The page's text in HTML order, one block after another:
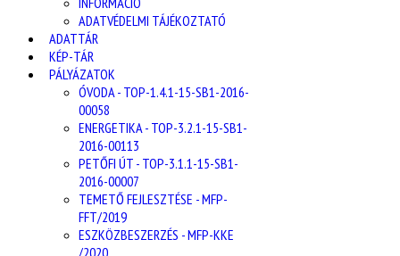
ADATVÉDELMI TÁJÉKOZTATÓ
ADATTÁR
KÉP-TÁR
PÁLYÁZATOK
ÓVODA - TOP-1.4.1-15-SB1-2016-
00058
ENERGETIKA - TOP-3.2.1-15-SB1-
2016-00113
PETŐFI ÚT - TOP-3.1.1-15-SB1-
2016-00007
TEMETŐ FEJLESZTÉSE - MFP-
FFT/2019
ESZKÖZBESZERZÉS - MFP-KKE
/2020